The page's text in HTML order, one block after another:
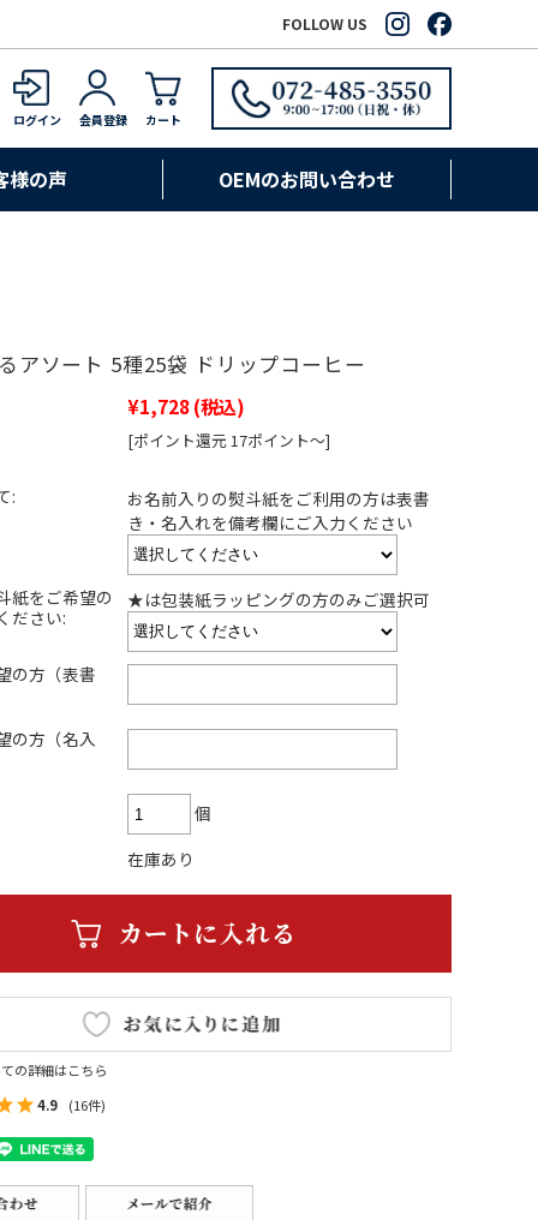
FOLLOW US
ログイン 会員登録 カート
様の声 OEMのお問い合わせ
アソート 5種25袋 ドリップコーヒー
¥1,728(税込)
[ポイント還元 17ポイント～]
:
お名前入りの熨斗紙をご利用の方は表書
き・名入れを備考欄にご入力ください
紙をご希望の
ださい:
★は包装紙ラッピングの方のみご選択可
の方（表書
の方（名入
個
在庫あり
の詳細はこちら
4.9
(16件)